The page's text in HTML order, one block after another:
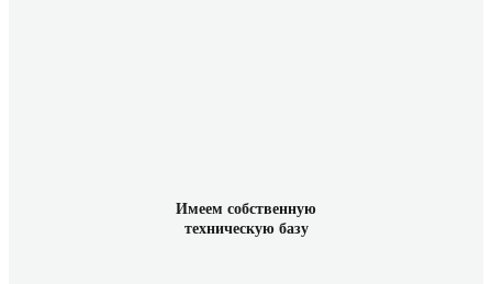
Имеем собственную
техническую базу